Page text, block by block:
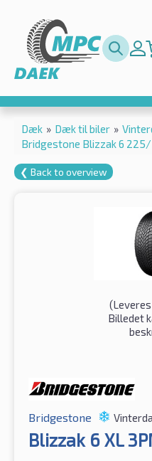
Dæk » Dæk til biler »
Bridgestone Blizzak 6 225/
❮ Back to overview
(
Billedet
Bridgestone
Blizzak 6 XL